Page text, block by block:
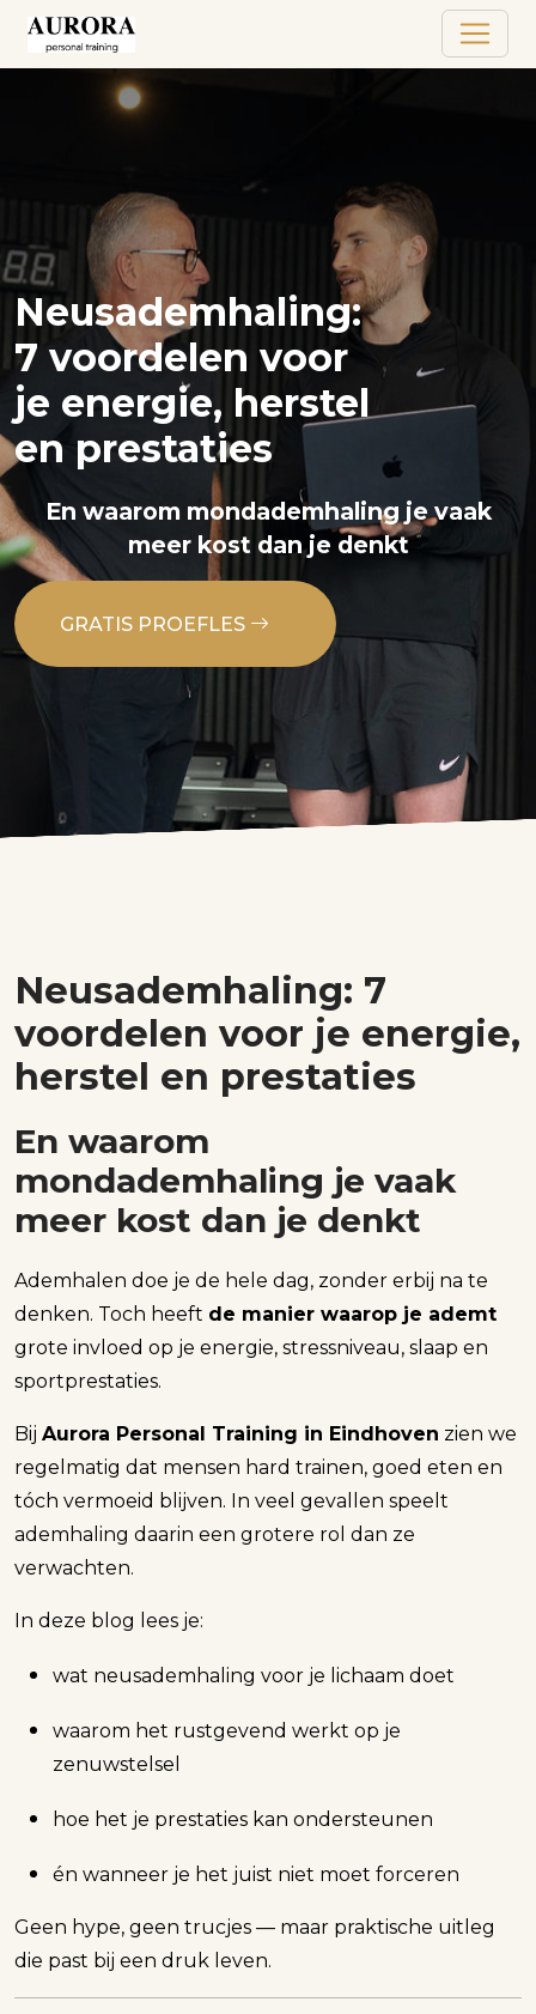
Neusademhaling:
7 voordelen voor
je energie, herstel
en prestaties
En waarom mondademhaling je vaak
meer kost dan je denkt
GRATIS PROEFLES
Neusademhaling: 7
voordelen voor je energie,
herstel en prestaties
En waarom
mondademhaling je vaak
meer kost dan je denkt
Ademhalen doe je de hele dag, zonder erbij na te
denken. Toch heeft de manier waarop je ademt
grote invloed op je energie, stressniveau, slaap en
sportprestaties.
Bij Aurora Personal Training in Eindhoven zien we
regelmatig dat mensen hard trainen, goed eten en
tóch vermoeid blijven. In veel gevallen speelt
ademhaling daarin een grotere rol dan ze
verwachten.
In deze blog lees je:
wat neusademhaling voor je lichaam doet
waarom het rustgevend werkt op je
zenuwstelsel
hoe het je prestaties kan ondersteunen
én wanneer je het juist niet moet forceren
Geen hype, geen trucjes — maar praktische uitleg
die past bij een druk leven.